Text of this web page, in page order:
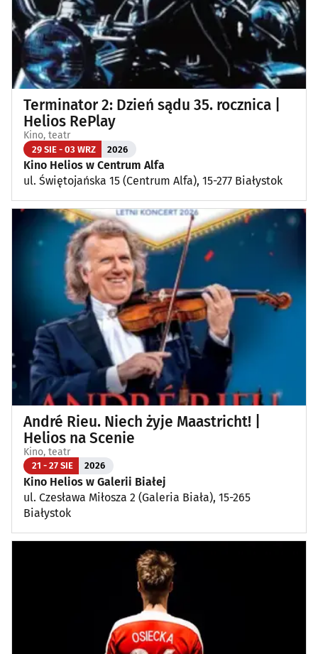
Terminator 2: Dzień sądu 35. rocznica |
Helios RePlay
Kino, teatr
29 SIE - 03 WRZ 2026
Kino Helios w Centrum Alfa
ul. Świętojańska 15 (Centrum Alfa), 15-277 Białystok
André Rieu. Niech żyje Maastricht! |
Helios na Scenie
Kino, teatr
21 - 27 SIE 2026
Kino Helios w Galerii Białej
ul. Czesława Miłosza 2 (Galeria Biała), 15-265
Białystok